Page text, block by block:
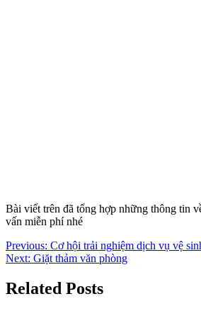
Bài viết trên đã tổng hợp những thông tin
vấn miễn phí nhé
Điều
hướng
bài
Previous: Cơ hội trải nghiệm dịch vụ vệ
Next: Giặt thảm văn phòng
Related Posts